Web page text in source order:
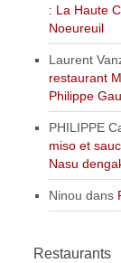
: La Haute
Noeureuil
Laurent
restaurant
Philippe
PHILIPPE
miso et
Nasu
Ninou dans
Restaurants